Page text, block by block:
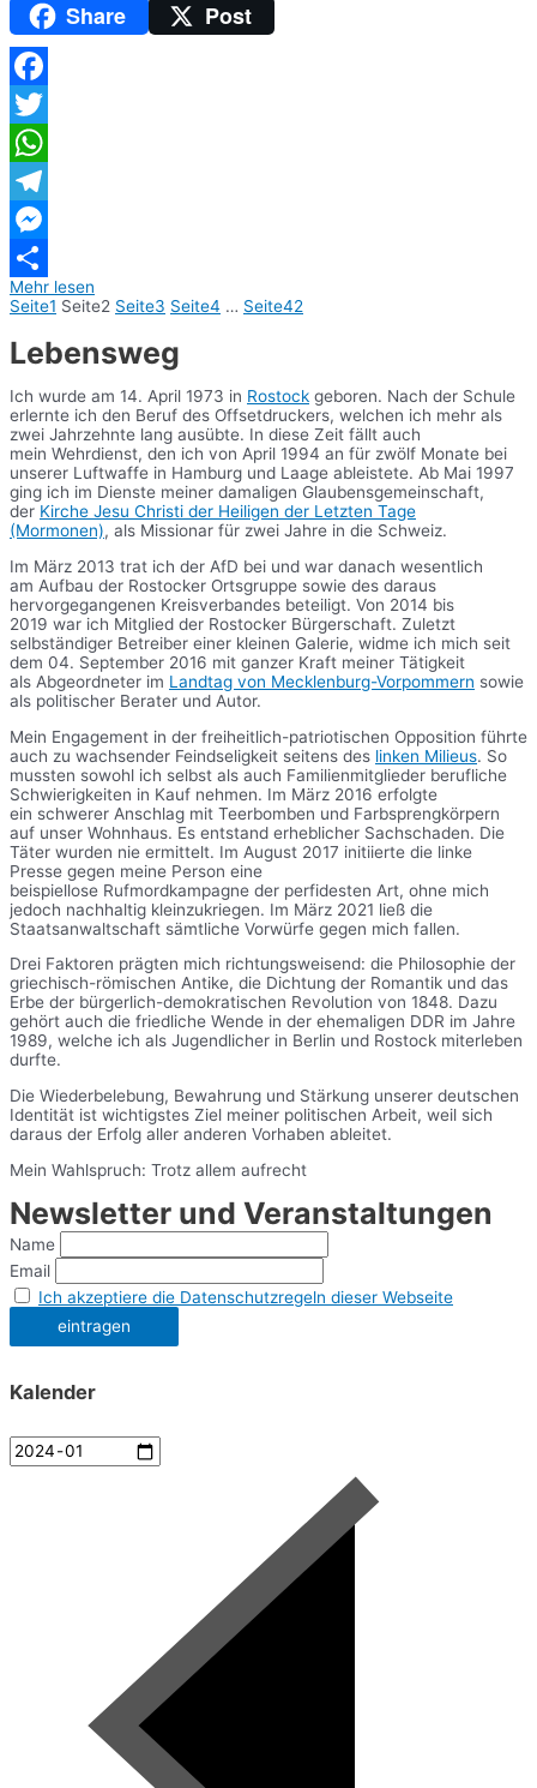
Share Post
Facebook
Twitter
WhatsApp
Telegram
Messenger
Teilen
Mehr lesen
Seite1 Seite2 Seite3 Seite4 … Seite42
Lebensweg
Ich wurde am 14. April 1973 in Rostock geboren. Nach der Schule
erlernte ich den Beruf des Offsetdruckers, welchen ich mehr als
zwei Jahrzehnte lang ausübte. In diese Zeit fällt auch
mein Wehrdienst, den ich von April 1994 an für zwölf Monate bei
unserer Luftwaffe in Hamburg und Laage ableistete. Ab Mai 1997
ging ich im Dienste meiner damaligen Glaubensgemeinschaft,
der Kirche Jesu Christi der Heiligen der Letzten Tage
(Mormonen), als Missionar für zwei Jahre in die Schweiz.
Im März 2013 trat ich der AfD bei und war danach wesentlich
am Aufbau der Rostocker Ortsgruppe sowie des daraus
hervorgegangenen Kreisverbandes beteiligt. Von 2014 bis
2019 war ich Mitglied der Rostocker Bürgerschaft. Zuletzt
selbständiger Betreiber einer kleinen Galerie, widme ich mich seit
dem 04. September 2016 mit ganzer Kraft meiner Tätigkeit
als Abgeordneter im Landtag von Mecklenburg-Vorpommern sowie
als politischer Berater und Autor.
Mein Engagement in der freiheitlich-patriotischen Opposition führte
auch zu wachsender Feindseligkeit seitens des linken Milieus. So
mussten sowohl ich selbst als auch Familienmitglieder berufliche
Schwierigkeiten in Kauf nehmen. Im März 2016 erfolgte
ein schwerer Anschlag mit Teerbomben und Farbsprengkörpern
auf unser Wohnhaus. Es entstand erheblicher Sachschaden. Die
Täter wurden nie ermittelt. Im August 2017 initiierte die linke
Presse gegen meine Person eine
beispiellose Rufmordkampagne der perfidesten Art, ohne mich
jedoch nachhaltig kleinzukriegen. Im März 2021 ließ die
Staatsanwaltschaft sämtliche Vorwürfe gegen mich fallen.
Drei Faktoren prägten mich richtungsweisend: die Philosophie der
griechisch-römischen Antike, die Dichtung der Romantik und das
Erbe der bürgerlich-demokratischen Revolution von 1848. Dazu
gehört auch die friedliche Wende in der ehemaligen DDR im Jahre
1989, welche ich als Jugendlicher in Berlin und Rostock miterleben
durfte.
Die Wiederbelebung, Bewahrung und Stärkung unserer deutschen
Identität ist wichtigstes Ziel meiner politischen Arbeit, weil sich
daraus der Erfolg aller anderen Vorhaben ableitet.
Mein Wahlspruch: Trotz allem aufrecht
Newsletter und Veranstaltungen
Name
Email
Ich akzeptiere die Datenschutzregeln dieser Webseite
Kalender